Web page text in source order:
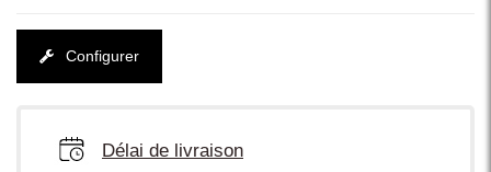
Configurer
Délai de livraison